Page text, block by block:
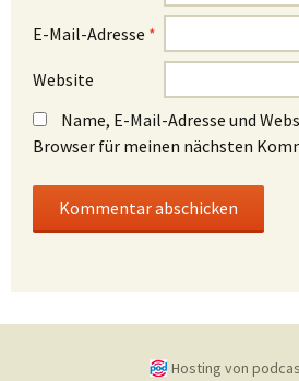
E-Mail-Adresse *
Website
Name, E-Mail-Adresse und
Browser für meinen nächsten
Hosting von